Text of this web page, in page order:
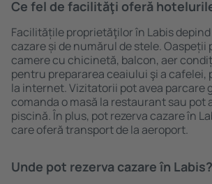
Ce fel de facilităţi oferă
Facilitățile proprietăţilor în Labis
cazare și de numărul de stele. Oaspeții
camere cu chicinetă, balcon, aer
pentru prepararea ceaiului şi a cafelei,
la internet. Vizitatorii pot avea parcare
comanda o masă la restaurant sau pot
piscină. În plus, pot rezerva cazare în
care oferă transport de la aeroport.
Unde pot rezerva cazare în Labis?